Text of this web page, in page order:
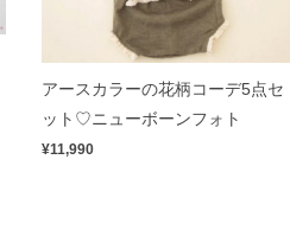
アースカラーの花柄コーデ5点セ
ット♡ニューボーンフォト
¥11,990